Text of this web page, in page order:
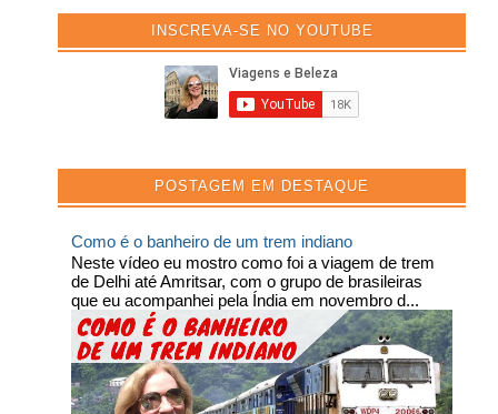
INSCREVA-SE NO YOUTUBE
POSTAGEM EM DESTAQUE
Como é o banheiro de um trem indiano
Neste vídeo eu mostro como foi a viagem de trem
de Delhi até Amritsar, com o grupo de brasileiras
que eu acompanhei pela Índia em novembro d...